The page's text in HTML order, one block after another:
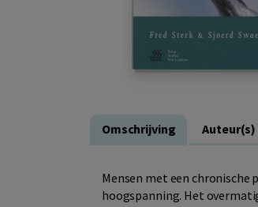
Omschrijving Auteur(s)
Mensen met een
hoogspanning. Het